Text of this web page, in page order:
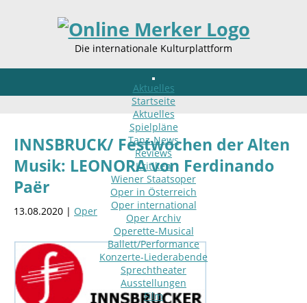
Die internationale Kulturplattform
Aktuelles
Startseite
Aktuelles
Spielpläne
Tanz-News
Reviews
Kritiken
Wiener Staatsoper
Oper in Österreich
Oper international
Oper Archiv
Operette-Musical
Ballett/Performance
Konzerte-Liederabende
Sprechtheater
Ausstellungen
Film
INNSBRUCK/ Festwochen der Alten
Musik: LEONORA von Ferdinando
Paër
13.08.2020 | Oper